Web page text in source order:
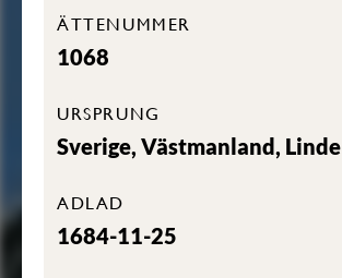
ÄTTENUMMER
1068
URSPRUNG
Sverige, Västmanland, Linde
ADLAD
1684-11-25